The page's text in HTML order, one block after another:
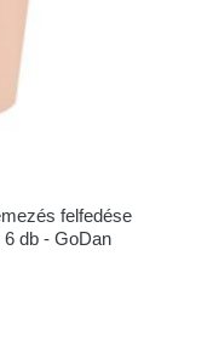
felfedése
db - GoDan